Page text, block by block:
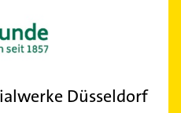
Düsseldorf